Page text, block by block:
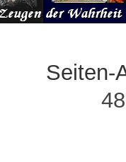
Seiten-